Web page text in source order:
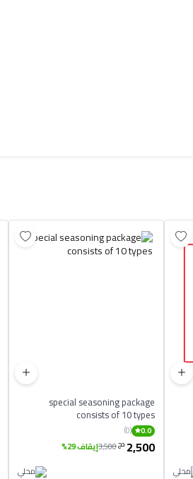
special seasoning package
consists of 10 types
0.0
(0)
2,500 دج3,500إيقاف 29%